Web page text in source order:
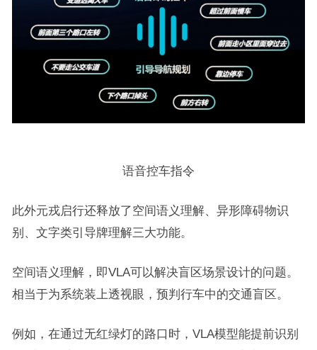
语音控车指令
此外元戎启行还释放了空间语义理解、异形障碍物识
别、文字类引导牌理解三大功能。
空间语义理解，即VLA可以解决盲区场景设计的问题。
相当于为系统装上透视眼，预判行车中的交通盲区。
例如，在通过无红绿灯的路口时，VLA模型能提前识别